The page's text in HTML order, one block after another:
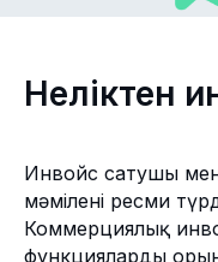
Неліктен
Инвойс сатушы
мәмілені ресми
Коммерциялық
функцияларды